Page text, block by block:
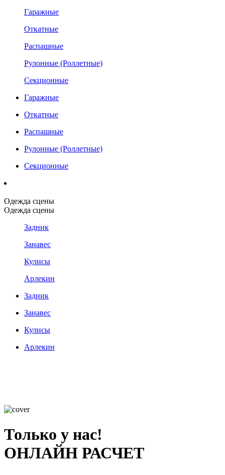
Гаражные
Откатные
Распашные
Рулонные (Роллетные)
Секционные
Гаражные
Откатные
Распашные
Рулонные (Роллетные)
Секционные
Одежда сцены
Одежда сцены
Задник
Занавес
Кулисы
Арлекин
Задник
Занавес
Кулисы
Арлекин
Только у нас!
ОНЛАЙН РАСЧЕТ